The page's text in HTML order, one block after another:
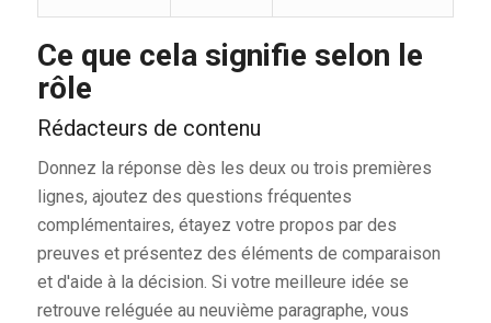
Ce que cela signifie selon le
rôle
Rédacteurs de contenu
Donnez la réponse dès les deux ou trois premières
lignes, ajoutez des questions fréquentes
complémentaires, étayez votre propos par des
preuves et présentez des éléments de comparaison
et d'aide à la décision. Si votre meilleure idée se
retrouve reléguée au neuvième paragraphe, vous